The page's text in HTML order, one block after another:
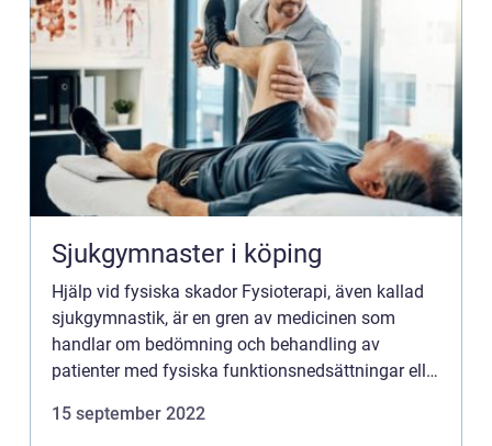
Sjukgymnaster i köping
Hjälp vid fysiska skador Fysioterapi, även kallad
sjukgymnastik, är en gren av medicinen som
handlar om bedömning och behandling av
patienter med fysiska funktionsnedsättningar eller
15 september 2022